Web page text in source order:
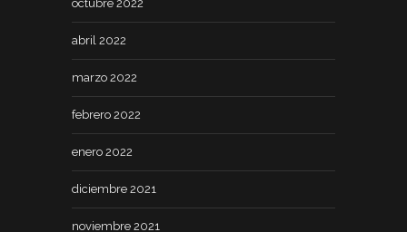
octubre 2022
abril 2022
marzo 2022
febrero 2022
enero 2022
diciembre 2021
noviembre 2021